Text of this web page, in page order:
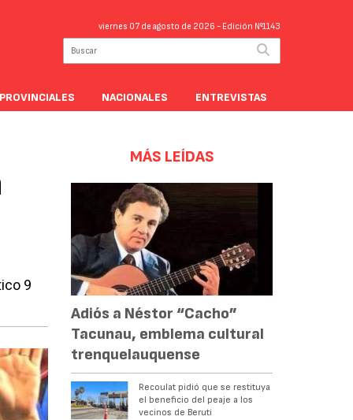
viernes 07 de agosto de 2026 - Edición Nº1143
NACIONALES ENTREVISTAS
9
MÁS LEÍDAS
Adiós a Néstor “Cacho”
Tacunau, emblema cultural
trenquelauquense
Recoulat pidió que se restituya
el beneficio del peaje a los
vecinos de Beruti